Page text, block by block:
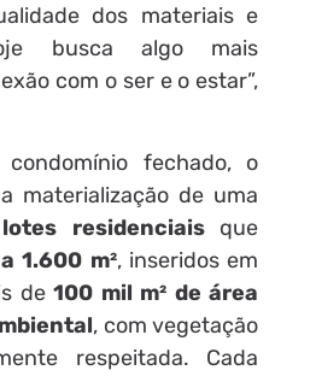
dos materiais e
busca algo mais
com o ser e o estar”,
fechado, o
materialização de uma
residenciaisque
1.600 m², inseridos em
de100 mil m² de área
, com vegetação
respeitada. Cada